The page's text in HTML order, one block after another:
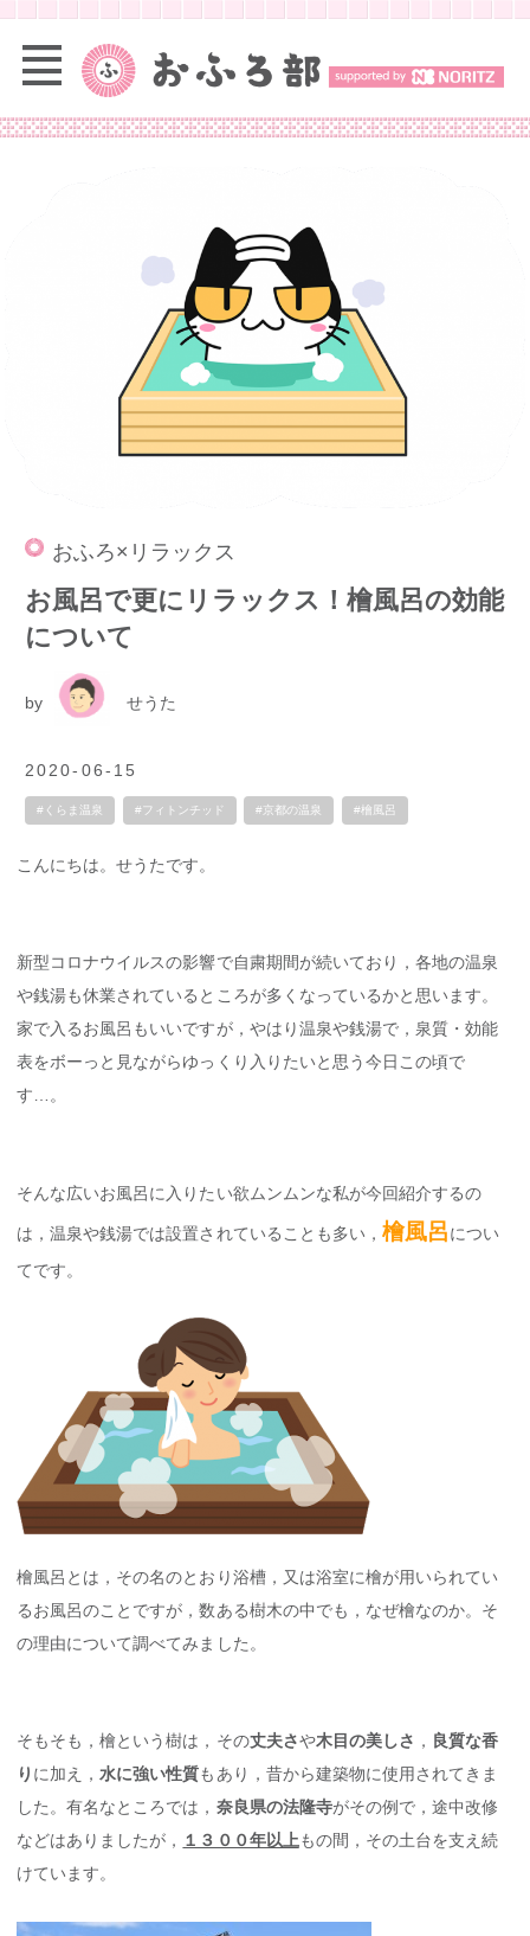
おふろ×リラックス
お風呂で更にリラックス！檜風呂の効能
について
by せうた
2020-06-15
#くらま温泉 #フィトンチッド #京都の温泉 #檜風呂
こんにちは。せうたです。
新型コロナウイルスの影響で自粛期間が続いており，各地の温泉
や銭湯も休業されているところが多くなっているかと思います。
家で入るお風呂もいいですが，やはり温泉や銭湯で，泉質・効能
表をボーっと見ながらゆっくり入りたいと思う今日この頃で
す…。
そんな広いお風呂に入りたい欲ムンムンな私が今回紹介するの
は，温泉や銭湯では設置されていることも多い， 檜風呂につい
てです。
檜風呂とは，その名のとおり浴槽，又は浴室に檜が用いられてい
るお風呂のことですが，数ある樹木の中でも，なぜ檜なのか。そ
の理由について調べてみました。
そもそも，檜という樹は，その丈夫さや木目の美しさ ， 良質な香
り に加え，水に強い性質もあり，昔から建築物に使用されてきま
した。有名なところでは， 奈良県の法隆寺がその例で，途中改修
などはありましたが， １３００年以上もの間，その土台を支え続
けています。